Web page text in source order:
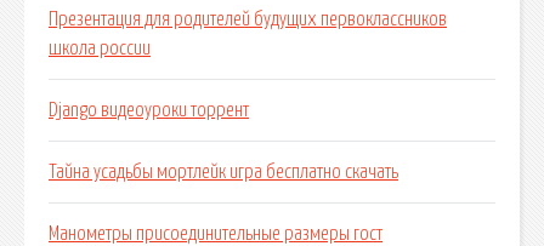
Презентация для родителей будущих первоклассников
школа россии
Django видеоуроки торрент
Тайна усадьбы мортлейк игра бесплатно скачать
Манометры присоединительные размеры гост